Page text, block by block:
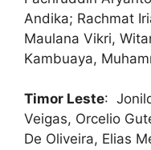
Andika; Rachmat
Maulana Vikri,
Kambuaya,
Timor Leste:
Veigas, Orcelio
De Oliveira, Elias